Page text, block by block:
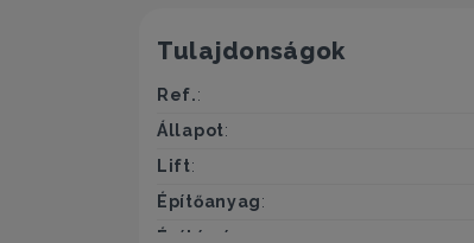
•832 m²-es, gondozható méretű telek
összejövetelekhez
•Az épület az 1980-as években épült
•10 cm vastag Dryvit
energiafelhasználás érdekében
•Elektromos paneles fűtés
Tulajdonságok
Ref.:
Állapot:
Lift:
Építőanyag:
Építés éve